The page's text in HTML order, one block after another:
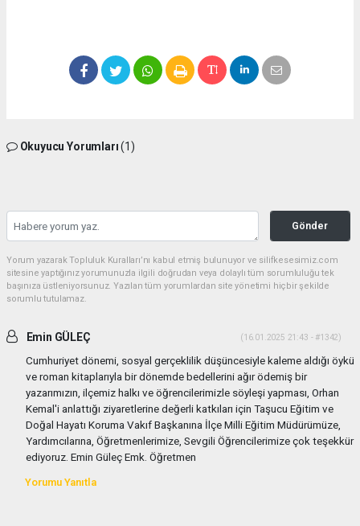
Okuyucu Yorumları(1)
Gönder
Yorum yazarak Topluluk Kuralları’nı kabul etmiş bulunuyor ve silifkesesimiz.com
sitesine yaptığınız yorumunuzla ilgili doğrudan veya dolaylı tüm sorumluluğu tek
başınıza üstleniyorsunuz. Yazılan tüm yorumlardan site yönetimi hiçbir şekilde
sorumlu tutulamaz.
Emin GÜLEÇ (16.01.2025 21:43 - #1342)
Cumhuriyet dönemi, sosyal gerçeklilik düşüncesiyle kaleme aldığı öykü
ve roman kitaplarıyla bir dönemde bedellerini ağır ödemiş bir
yazarımızın, ilçemiz halkı ve öğrencilerimizle söyleşi yapması, Orhan
Kemal'i anlattığı ziyaretlerine değerli katkıları için Taşucu Eğitim ve
Doğal Hayatı Koruma Vakıf Başkanına İlçe Milli Eğitim Müdürümüze,
Yardımcılarına, Öğretmenlerimize, Sevgili Öğrencilerimize çok teşekkür
ediyoruz. Emin Güleç Emk. Öğretmen
Yorumu Yanıtla